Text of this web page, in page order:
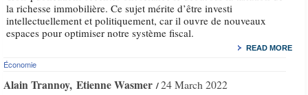
la richesse immobilière. Ce sujet mérite d’être investi
intellectuellement et politiquement, car il ouvre de nouveaux
espaces pour optimiser notre système fiscal.
READ MORE
Économie
Alain Trannoy Etienne Wasmer 24 March 2022